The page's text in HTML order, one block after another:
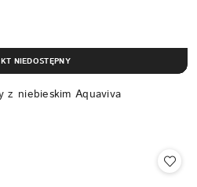
z niebieskim Aquaviva
NIEDOSTĘPNY